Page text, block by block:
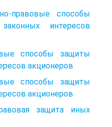
правовые способы
интересов
способы защиты
акционеров
способы защиты
акционеров
защита иных